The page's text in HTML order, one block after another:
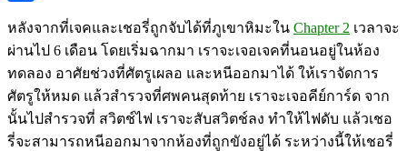
หลังจากที่เจคและเชอรี่ถูกจับได้ที่ภูเขาหิมะใน Chapter 2 เวลาจะ
ผ่านไป 6 เดือน โดยเริ่มฉากมา เราจะเจอเจคที่นอนอยู่ในห้อง
ทดลอง อาศัยช่วงที่ศัตรูเผลอ และหนีออกมาได้ ให้เราจัดการ
ศัตรูให้หมด แล้วสำรวจที่ศพคนสุดท้าย เราจะเจอคีย์การ์ด จาก
นั้นไปสำรวจที่ สวิตช์ไฟ เราจะสับสวิตช์ลง ทำให้ไฟดับ แล้วเชอ
รี่จะสามารถหนีออกมาจากห้องที่ถูกขังอยู่ได้ ระหว่างนี้ให้เชอรี่